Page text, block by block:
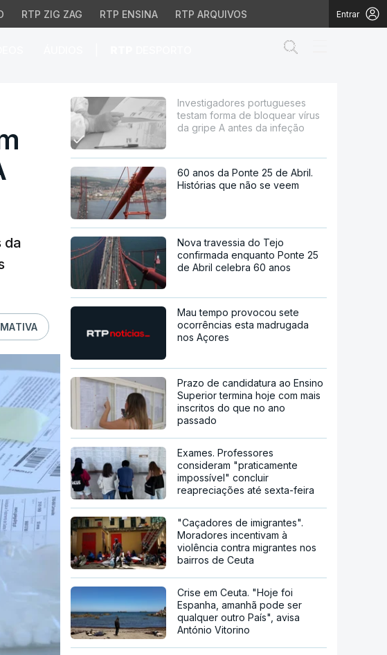
RTP ZIG ZAG RTP ENSINA RTP ARQUIVOS Entrar
de bloquear vírus da
da
Investigadores portugueses
testam forma de bloquear vírus
da gripe A antes da infeção
60 anos da Ponte 25 de Abril.
Histórias que não se veem
Nova travessia do Tejo
confirmada enquanto Ponte 25
de Abril celebra 60 anos
Mau tempo provocou sete
ocorrências esta madrugada
nos Açores
Prazo de candidatura ao Ensino
Superior termina hoje com mais
inscritos do que no ano
passado
Exames. Professores
consideram "praticamente
impossível" concluir
reapreciações até sexta-feira
"Caçadores de imigrantes".
Moradores incentivam à
violência contra migrantes nos
bairros de Ceuta
Crise em Ceuta. "Hoje foi
Espanha, amanhã pode ser
qualquer outro País", avisa
António Vitorino